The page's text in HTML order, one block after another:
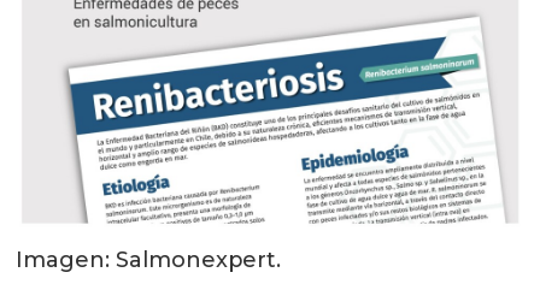
Imagen: Salmonexpert.